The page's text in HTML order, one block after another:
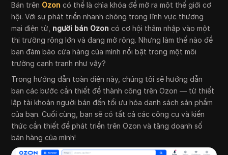
Bán trên Ozon có thể là chìa khóa để mở ra một thế giới cơ
hội. Với sự phát triển nhanh chóng trong lĩnh vực thương
mại điện tử, người bán Ozon có cơ hội thâm nhập vào một
thị trường rộng lớn và đang mở rộng. Nhưng làm thế nào để
bạn đảm bảo cửa hàng của mình nổi bật trong một môi
trường cạnh tranh như vậy?
Trong hướng dẫn toàn diện này, chúng tôi sẽ hướng dẫn
bạn các bước cần thiết để thành công trên Ozon — từ thiết
lập tài khoản người bán đến tối ưu hóa danh sách sản phẩm
của bạn. Cuối cùng, bạn sẽ có tất cả các công cụ và kiến
thức cần thiết để phát triển trên Ozon và tăng doanh số
bán hàng của mình!